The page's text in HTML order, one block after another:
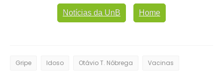
Notícias da UnB Home
Gripe Idoso Otávio T. Nóbrega Vacinas